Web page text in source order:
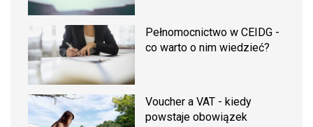
Pełnomocnictwo w CEIDG -
co warto o nim wiedzieć?
Voucher a VAT - kiedy
powstaje obowiązek